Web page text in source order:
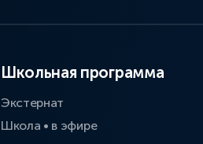
Школьная программа
Экстернат
Школа • в эфире